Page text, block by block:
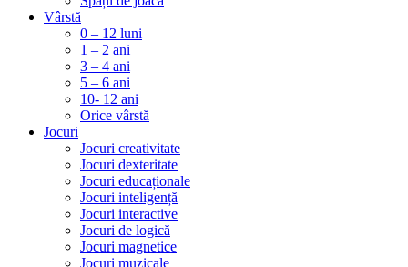
Vârstă
0 – 12 luni
1 – 2 ani
3 – 4 ani
5 – 6 ani
10- 12 ani
Orice vârstă
Jocuri
Jocuri creativitate
Jocuri dexteritate
Jocuri educaționale
Jocuri inteligență
Jocuri interactive
Jocuri de logică
Jocuri magnetice
Jocuri muzicale